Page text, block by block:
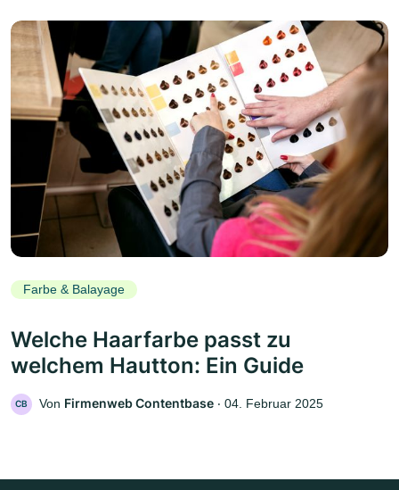
Farbe & Balayage
Welche Haarfarbe passt zu
welchem Hautton: Ein Guide
CB Von Firmenweb Contentbase ‧ 04. Februar 2025